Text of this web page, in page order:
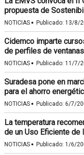
propuesta de
NOTICIAS · Publicado: 13/8/
Cidemco imparte
de perfiles de
NOTICIAS · Publicado: 11/7/
Suradesa pone en
para el ahorro
NOTICIAS · Publicado: 6/7/
La temperatura
de un Uso Eficiente de
NOTICIAS · Publicado: 1/6/